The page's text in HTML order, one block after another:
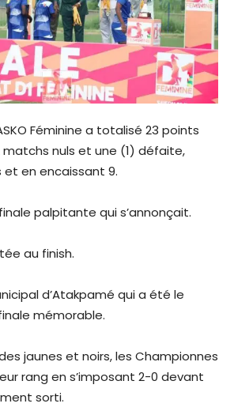
Féminine a totalisé 23 points
matchs nuls et une (1) défaite,
en encaissant 9.
palpitante qui s’annonçait.
au finish.
d’Atakpamé qui a été le
mémorable.
jaunes et noirs, les Championnes
rang en s’imposant 2-0 devant
sorti.